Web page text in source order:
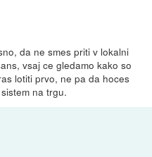
da ne smes priti v lokalni
vsaj ce gledamo kako so
lotiti prvo, ne pa da hoces
na trgu.